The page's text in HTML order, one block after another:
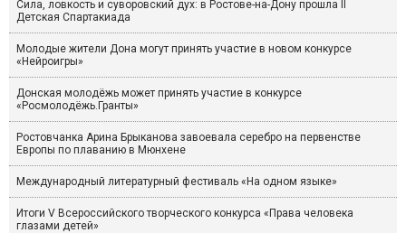
Сила, ловкость и суворовский дух: в Ростове-на-Дону прошла II
Детская Спартакиада
Молодые жители Дона могут принять участие в новом конкурсе
«Нейроигры»
Донская молодёжь может принять участие в конкурсе
«Росмолодёжь.Гранты»
Ростовчанка Арина Брыканова завоевала серебро на первенстве
Европы по плаванию в Мюнхене
Международный литературный фестиваль «На одном языке»
Итоги V Всероссийского творческого конкурса «Права человека
глазами детей»